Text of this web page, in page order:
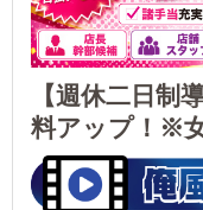
【週休二日制
料アップ！※